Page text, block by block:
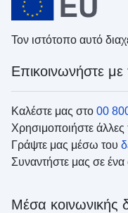
Τον ιστότοπο αυτό
Επικοινωνήστε
Καλέστε μας στο 00
Χρησιμοποιήστε άλλες
Γράψτε μας μέσω του
Συναντήστε μας σε
Μέσα κοινωνικής